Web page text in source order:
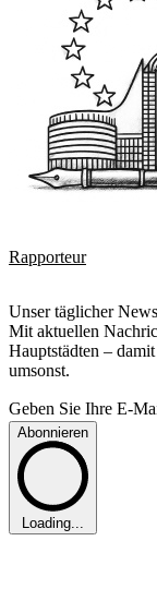
Rapporteur
Unser täglicher
Mit aktuellen
Hauptstädten –
umsonst.
Geben Sie Ihre E-
Abonnieren
Loading...